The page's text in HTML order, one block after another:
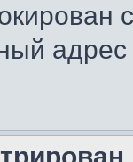
адрес